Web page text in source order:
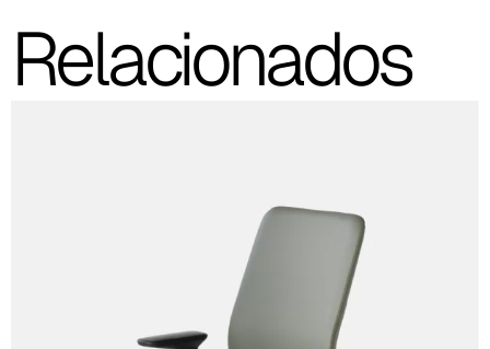
C 53F
Cura (Cat. C - Tejido)
Relacionados